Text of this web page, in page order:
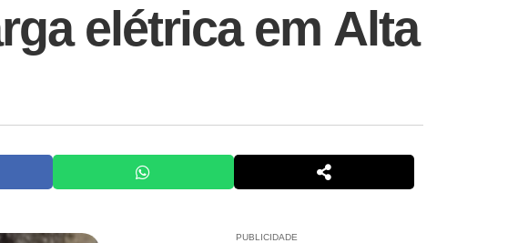
elétrica em Alta
PUBLICIDADE